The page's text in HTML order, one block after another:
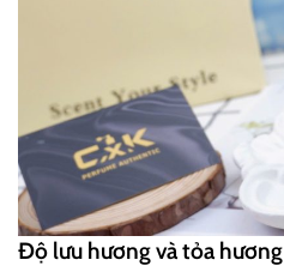
Độ lưu hương và tỏa hương